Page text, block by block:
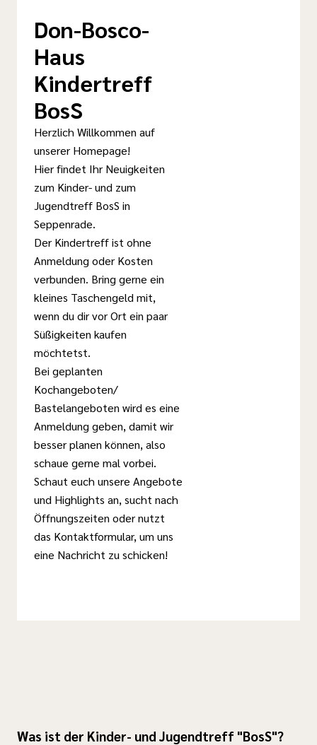
Don-Bosco-
Haus
Kindertreff
BosS
Herzlich Willkommen auf
unserer Homepage!
Hier findet Ihr Neuigkeiten
zum Kinder- und zum
Jugendtreff BosS in
Seppenrade.
Der Kindertreff ist ohne
Anmeldung oder Kosten
verbunden. Bring gerne ein
kleines Taschengeld mit,
wenn du dir vor Ort ein paar
Süßigkeiten kaufen
möchtetst.
Bei geplanten
Kochangeboten/
Bastelangeboten wird es eine
Anmeldung geben, damit wir
besser planen können, also
schaue gerne mal vorbei.
Schaut euch unsere Angebote
und Highlights an, sucht nach
Öffnungszeiten oder nutzt
das Kontaktformular, um uns
eine Nachricht zu schicken!
Was ist der Kinder- und Jugendtreff "BosS"?